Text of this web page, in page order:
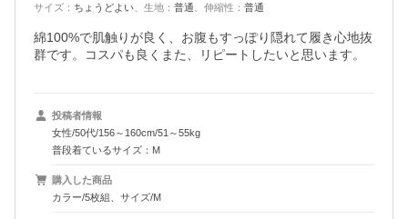
サイズ ： ちょうどよい 生地 ： 普通 伸縮性 ： 普通
綿100%で肌触りが良く、お腹もすっぽり隠れて履き心地抜
群です。コスパも良くまた、リピートしたいと思います。
投稿者情報
女性/50代/156～160cm/51～55kg
普段着ているサイズ：M
購入した商品
カラー/5枚組、サイズ/M